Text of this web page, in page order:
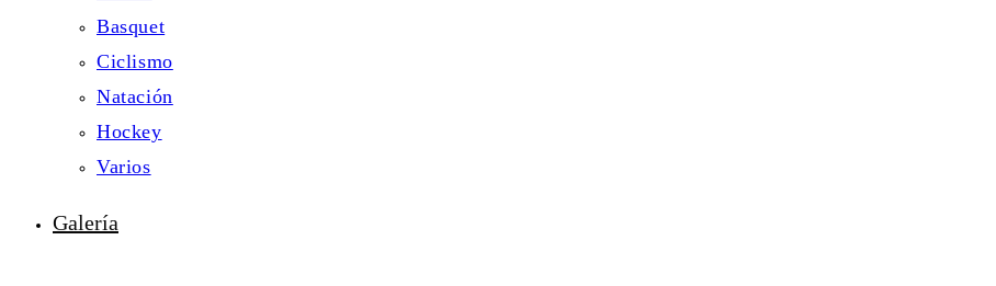
Basquet
Ciclismo
Natación
Hockey
Varios
Galería